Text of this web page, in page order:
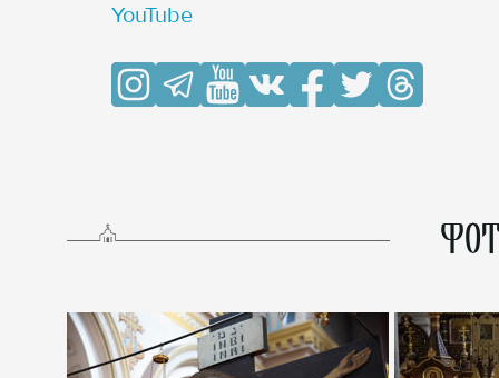
YouTube